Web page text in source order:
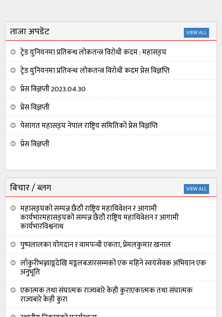
ताजा अपडेट VIEW ALL
ट्रेड युनियनमा प्रतिबन्ध लोकतन्त्र विरोधी कदम : महासङ्घ
ट्रेड युनियनमा प्रतिवन्धः लोकतन्त्र विरोधी कदम प्रेस विज्ञप्ति
प्रेस विज्ञप्ती 2023.04.30
प्रेस विज्ञप्ती
पेसागत महासङ्घ नेपाल राष्ट्रिय समितिको प्रेस विज्ञप्ति
प्रेस विज्ञप्ती
बिचार / ब्लग VIEW ALL
महासङ्घको सम्पन्न छैठौ राष्ट्रिय महाधिवेशन र आगामी
कार्यभारमहासङ्घको सम्पन्न छैठौ राष्ट्रिय महाधिवेशन र आगामी
कार्यभारविश्वनाथ
पुष्पलालका योगदान र वामपन्थी एकता, प्रेमलकुमार खनाल
लाँकुरीभञ्ज्याङ्गदेखि मङ्गलबजारसम्मको एक महिने स्वयंसेवक अभियान एक
अनुभूति
एकात्मक तथा संघात्मक राज्यबारे केही कुराएकात्मक तथा संघात्मक
राज्यबारे केही कुरा